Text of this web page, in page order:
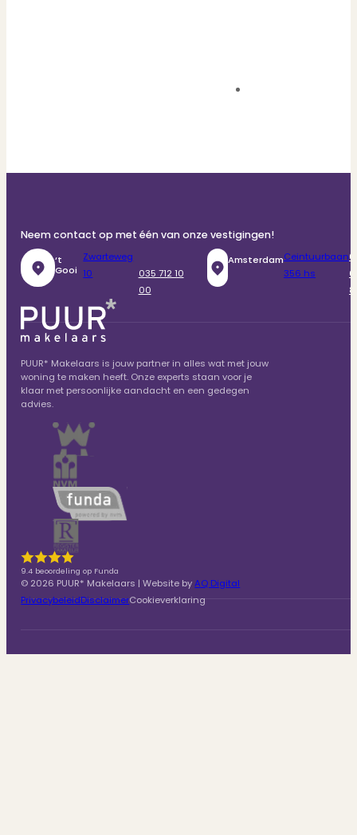
Neem contact op met één van onze vestigingen!
‘t
Gooi
Zwarteweg
10
035 712 10
00
AmsterdamCeintuurbaan
356 hs
PUUR* Makelaars is jouw partner in alles wat met jouw
woning te maken heeft. Onze experts staan voor je
klaar met persoonlijke aandacht en een gedegen
advies.
9.4 beoordeling op Funda
© 2026 PUUR* Makelaars | Website byAQ Digital
PrivacybeleidDisclaimerCookieverklaring